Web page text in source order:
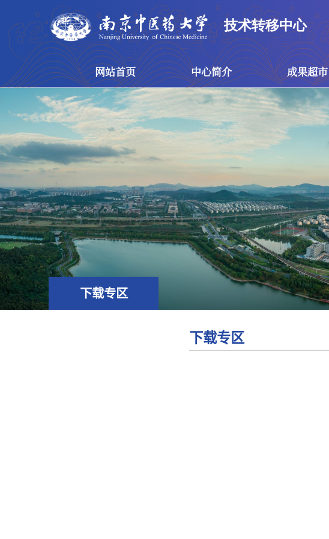
技术转移中心
网站首页 中心简介 成果超市
网站首页 中心简介
技术转移中心
概念验证中心
成果超市
专利成果
下载专区
下载专区